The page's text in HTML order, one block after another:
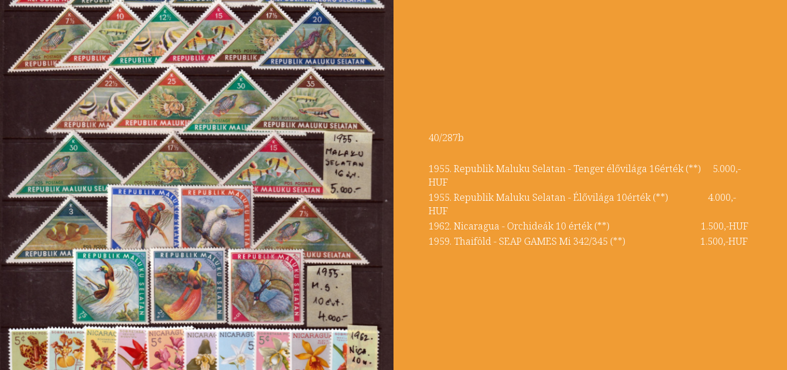
40/287b
1955. Republik Maluku Selatan - Tenger élővilága 16érték (**) 5.000,-
HUF
1955. Republik Maluku Selatan - Élővilága 10érték (**) 4.000,-
HUF
1962. Nicaragua - Orchideák 10 érték (**) 1.500,-HUF
1959. Thaiföld - SEAP GAMES Mi 342/345 (**) 1.500,-HUF